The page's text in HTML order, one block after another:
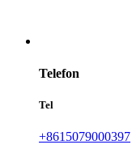
Telefon
Tel
+8615079000397